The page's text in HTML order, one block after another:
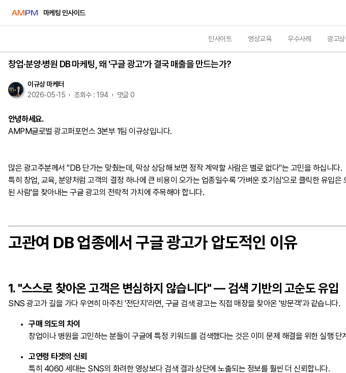
마케팅 인사이드
인사이트 영상교육 우수사례 광고
창업·분양·병원 DB 마케팅, 왜 '구글 광고'가 결국 매출을 만드는가?
이규상 마케터
2026-05-15
조회수 : 194 댓글 0
안녕하세요.
AMPM글로벌 광고퍼포먼스 3본부 1팀 이규상입니다.
많은 광고주분께서 "DB 단가는 맞췄는데, 막상 상담해 보면 정작 계약할 사람은 별로 없다"는 고민을 하십니다.
특히 창업, 교육, 분양처럼 고객의 결정 하나에 큰 비용이 오가는 업종일수록 '가벼운 호기심'으로 클릭한 유입
된 사람'을 찾아내는 구글 광고의 전략적 가치에 주목해야 합니다.
고관여 DB 업종에서 구글 광고가 압도적인 이유
1. "스스로 찾아온 고객은 변심하지 않습니다" — 검색 기반의 고순도 유입
SNS 광고가 길을 가다 우연히 마주친 '전단지'라면, 구글 검색 광고는 직접 매장을 찾아온 '방문객'과 같습니다.
구매 의도의 차이
창업이나 병원을 고민하는 분들이 구글에 특정 키워드를 검색했다는 것은 이미 문제 해결을 위한 실행 단
고연령 타겟의 신뢰
특히 4060 세대는 SNS의 화려한 영상보다 검색 결과 상단에 노출되는 정보를 훨씬 더 신뢰합니다.